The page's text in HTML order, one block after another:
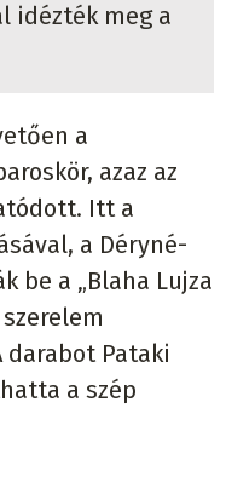
idézték meg a
a
azaz az
Itt a
a Déryné-
be a „Blaha Lujza
Pataki
a szép